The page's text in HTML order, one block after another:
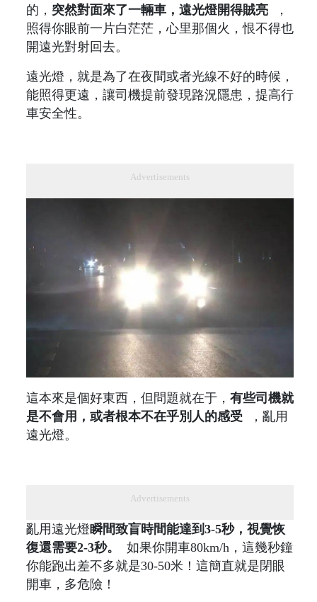
的， 突然對面來了一輛車，遠光燈開得賊亮 ，
照得你眼前一片白茫茫，心里那個火，恨不得也
開遠光對射回去。
遠光燈，就是為了在夜間或者光線不好的時候，
能照得更遠，讓司機提前發現路況隱患，提高行
車安全性。
Advertisements
這本來是個好東西，但問題就在于， 有些司機就
是不會用，或者根本不在乎別人的感受 ，亂用
遠光燈。
Advertisements
亂用遠光燈瞬間致盲時間能達到3-5秒，視覺恢
復還需要2-3秒。
如果你開車80km/h，這幾秒鐘
你能跑出差不多就是30-50米！這簡直就是閉眼
開車，多危險！